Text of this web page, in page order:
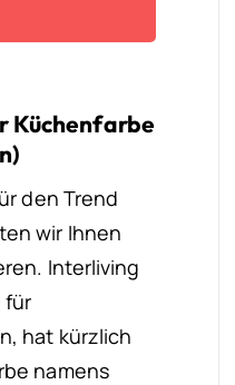
Küchenfarbe
den Trend
wir Ihnen
Interliving
für
hat kürzlich
namens